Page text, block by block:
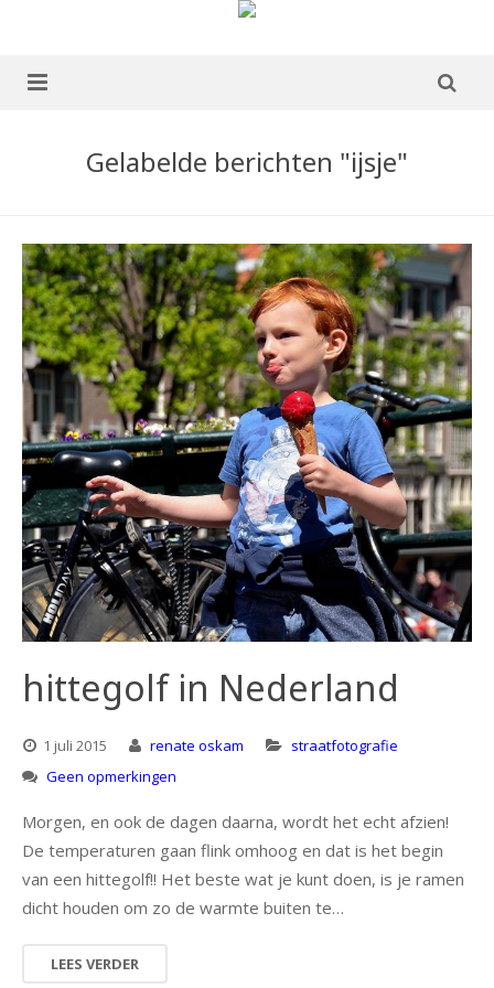
Boek te koop
blog
publicaties
ervaringen
contact
natuur
portret
architectuur
Gelabelde berichten "ijsje"
hittegolf in Nederland
1 juli 2015 renate oskam
straatfotografie
Geen opmerkingen
Morgen, en ook de dagen daarna, wordt het echt afzien!
De temperaturen gaan flink omhoog en dat is het begin
van een hittegolf!! Het beste wat je kunt doen, is je ramen
dicht houden om zo de warmte buiten te…
LEES VERDER